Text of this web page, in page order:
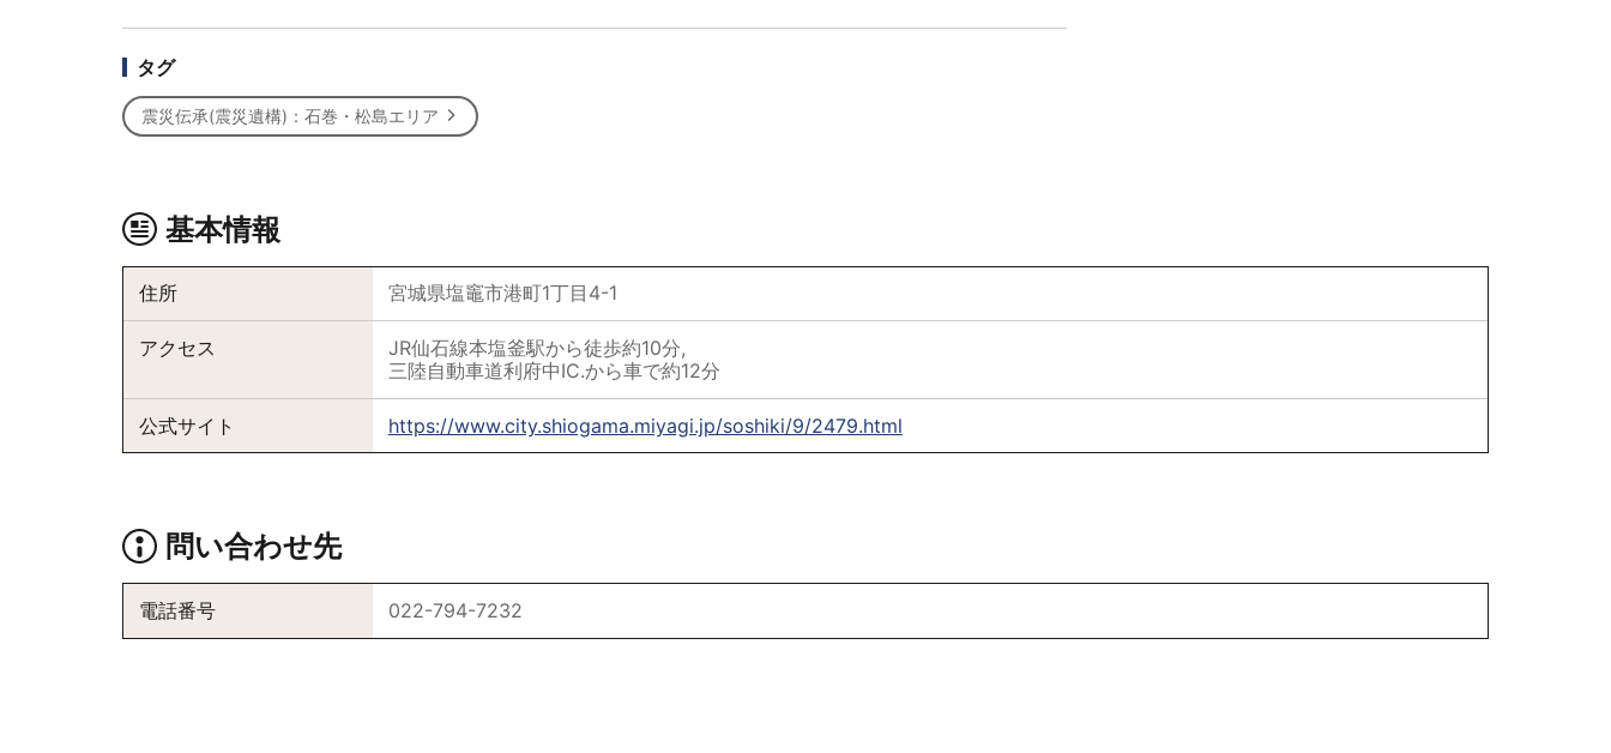
タグ
震災伝承(震災遺構)：石巻・松島エリア
基本情報
住所 宮城県塩竈市港町1丁目4-1
アクセス
JR仙石線本塩釜駅から徒歩約10分,
三陸自動車道利府中IC.から車で約12分
公式サイト https://www.city.shiogama.miyagi.jp/soshiki/9/2479.html
問い合わせ先
電話番号 022-794-7232